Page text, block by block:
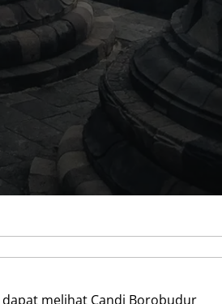
melihat Candi Borobudur